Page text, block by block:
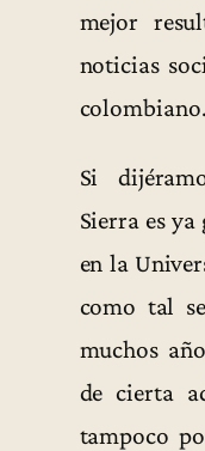
mejor
noticias
colombiano.
Si
Sierra es
en la
como tal
muchos
de cierta
tampoco